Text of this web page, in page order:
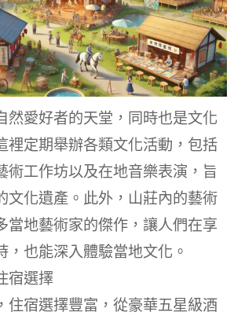
然愛好者的天堂，同時也是文化
裡定期舉辦各類文化活動，包括
術工作坊以及在地音樂表演，旨
文化遺產。此外，山莊內的藝術
當地藝術家的傑作，讓人們在享
，也能深入體驗當地文化。
宿選擇
住宿選擇豐富，從豪華五星級酒